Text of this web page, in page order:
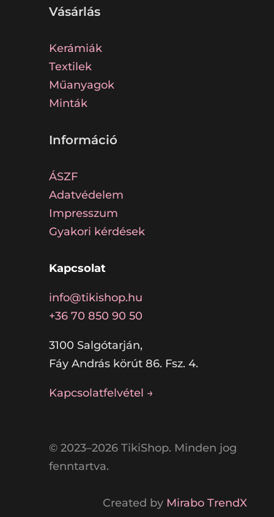
Vásárlás
Kerámiák
Textilek
Műanyagok
Minták
Információ
ÁSZF
Adatvédelem
Impresszum
Gyakori kérdések
Kapcsolat
info@tikishop.hu
+36 70 850 90 50
3100 Salgótarján,
Fáy András körút 86. Fsz. 4.
Kapcsolatfelvétel →
© 2023–2026 TikiShop. Minden jog
fenntartva.
Created by Mirabo TrendX